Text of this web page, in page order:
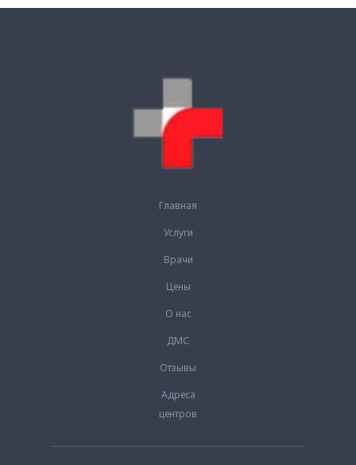
Главная
Услуги
Врачи
Цены
О нас
ДМС
Отзывы
Адреса
центров